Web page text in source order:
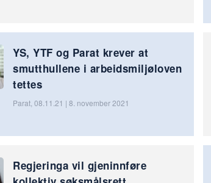
YS, YTF og Parat krever at
smutthullene i arbeidsmiljøloven
tettes
Parat, 08.11.21 | 8. november 2021
Regjeringa vil gjeninnføre